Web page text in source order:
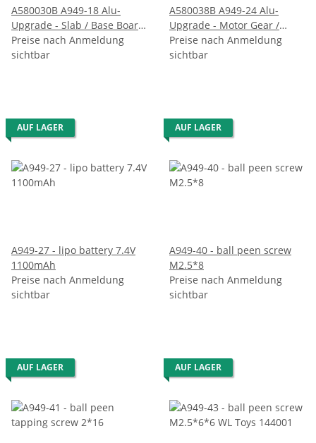
A580030B A949-18 Alu-
Upgrade - Slab / Base Board
/ Stabilisierungsbrücke
Preise nach Anmeldung
sichtbar
A580038B A949-24 Alu-
Upgrade - Motor Gear /
Motorzahnrad
Preise nach Anmeldung
sichtbar
AUF LAGER
A949-27 - lipo battery 7.4V
1100mAh
Preise nach Anmeldung
sichtbar
AUF LAGER
A949-40 - ball peen screw
M2.5*8
Preise nach Anmeldung
sichtbar
AUF LAGER AUF LAGER